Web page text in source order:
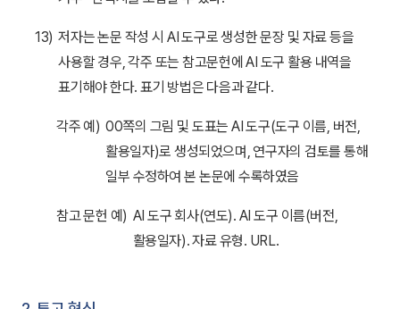
13) 저자는 논문 작성 시 AI 도구로 생성한 문장 및 자료 등을
사용할 경우, 각주 또는 참고문헌에 AI 도구 활용 내역을
표기해야 한다. 표기 방법은 다음과 같다.
각주 예) 00쪽의 그림 및 도표는 AI 도구(도구 이름, 버전,
활용일자)로 생성되었으며, 연구자의 검토를 통해
일부 수정하여 본 논문에 수록하였음
참고 문헌 예) AI 도구 회사(연도). AI 도구 이름(버전,
활용일자). 자료 유형. URL.